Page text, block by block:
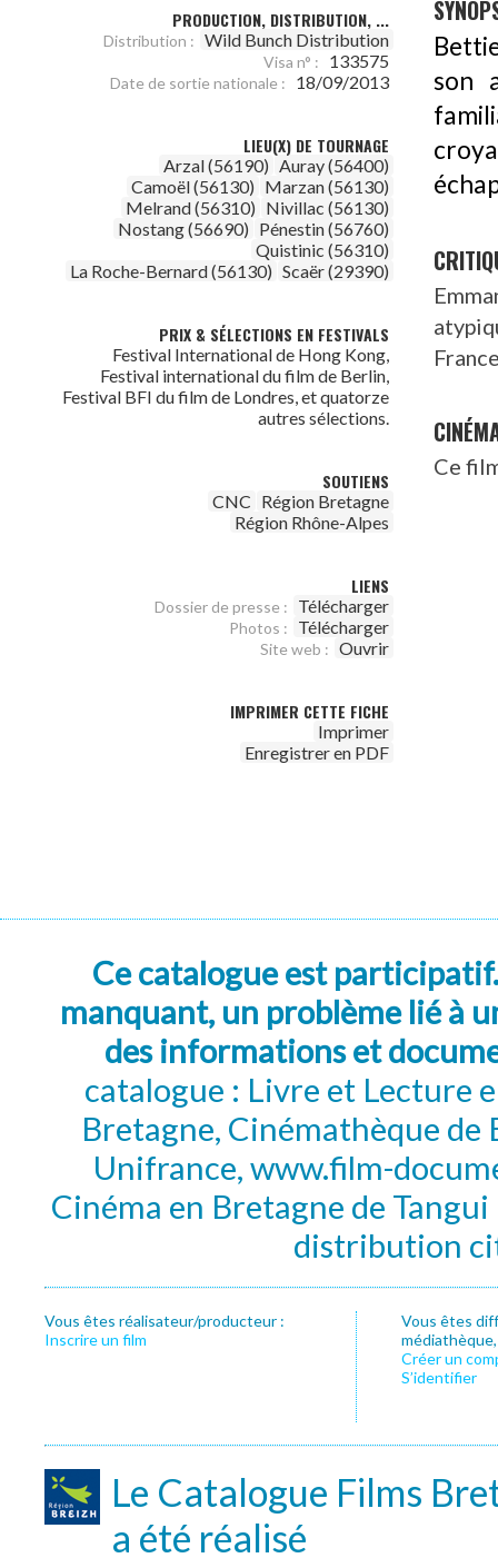
PRODUCTION, DISTRIBUTION, ...
Distribution : Wild Bunch Distribution
Visa n° : 133575
Date de sortie nationale : 18/09/2013
LIEU(X) DE TOURNAGE
Arzal (56190) Auray (56400)
Camoël (56130) Marzan (56130)
Melrand (56310) Nivillac (56130)
Nostang (56690) Pénestin (56760)
Quistinic (56310)
La Roche-Bernard (56130) Scaër (29390)
PRIX & SÉLECTIONS EN FESTIVALS
Festival International de Hong Kong,
Festival international du film de Berlin,
Festival BFI du film de Londres, et quatorze
autres sélections.
SOUTIENS
CNC Région Bretagne
Région Rhône-Alpes
LIENS
Dossier de presse : Télécharger
Photos : Télécharger
Site web : Ouvrir
IMPRIMER CETTE FICHE
Imprimer
Enregistrer en PDF
son
Ce
Ce catalogue est
manquant, un problème lié à
des informations et
catalogue : Livre et Lecture
Bretagne, Cinémathèque de
Unifrance, www.film-
Cinéma en Bretagne de
distribution
Vous êtes réalisateur/producteur :
Inscrire un film
Vous êtes
Créer un
S’identifier
Le Catalogue Films
a été réalisé